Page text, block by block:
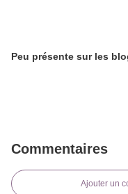
Peu présente sur les
Commentaires
Ajouter un